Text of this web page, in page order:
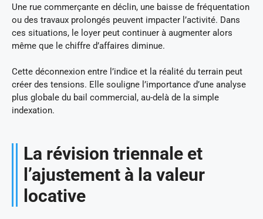
Une rue commerçante en déclin, une baisse de fréquentation
ou des travaux prolongés peuvent impacter l’activité. Dans
ces situations, le loyer peut continuer à augmenter alors
même que le chiffre d’affaires diminue.
Cette déconnexion entre l’indice et la réalité du terrain peut
créer des tensions. Elle souligne l’importance d’une analyse
plus globale du bail commercial, au-delà de la simple
indexation.
La révision triennale et
l’ajustement à la valeur
locative